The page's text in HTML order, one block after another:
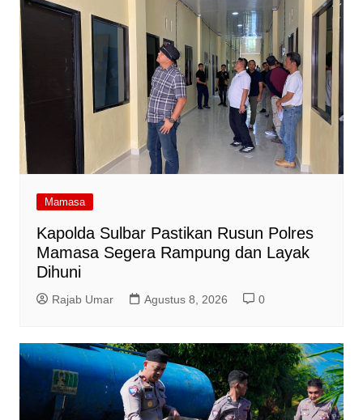
Mamasa
Kapolda Sulbar Pastikan Rusun Polres
Mamasa Segera Rampung dan Layak
Dihuni
Rajab Umar Agustus 8, 2026 0